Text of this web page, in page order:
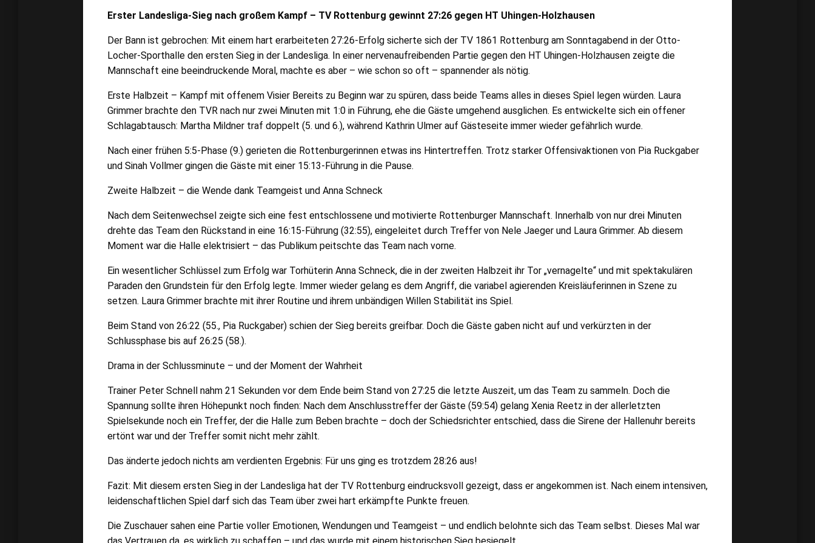
Erster Landesliga-Sieg nach großem Kampf – TV Rottenburg gewinnt 27:26 gegen HT Uhingen-Holzhausen
Der Bann ist gebrochen: Mit einem hart erarbeiteten 27:26-Erfolg sicherte sich der TV 1861 Rottenburg am Sonntagabend in der Otto-
Locher-Sporthalle den ersten Sieg in der Landesliga. In einer nervenaufreibenden Partie gegen den HT Uhingen-Holzhausen zeigte die
Mannschaft eine beeindruckende Moral, machte es aber – wie schon so oft – spannender als nötig.
Erste Halbzeit – Kampf mit offenem Visier Bereits zu Beginn war zu spüren, dass beide Teams alles in dieses Spiel legen würden. Laura
Grimmer brachte den TVR nach nur zwei Minuten mit 1:0 in Führung, ehe die Gäste umgehend ausglichen. Es entwickelte sich ein offener
Schlagabtausch: Martha Mildner traf doppelt (5. und 6.), während Kathrin Ulmer auf Gästeseite immer wieder gefährlich wurde.
Nach einer frühen 5:5-Phase (9.) gerieten die Rottenburgerinnen etwas ins Hintertreffen. Trotz starker Offensivaktionen von Pia Ruckgaber
und Sinah Vollmer gingen die Gäste mit einer 15:13-Führung in die Pause.
Zweite Halbzeit – die Wende dank Teamgeist und Anna Schneck
Nach dem Seitenwechsel zeigte sich eine fest entschlossene und motivierte Rottenburger Mannschaft. Innerhalb von nur drei Minuten
drehte das Team den Rückstand in eine 16:15-Führung (32:55), eingeleitet durch Treffer von Nele Jaeger und Laura Grimmer. Ab diesem
Moment war die Halle elektrisiert – das Publikum peitschte das Team nach vorne.
Ein wesentlicher Schlüssel zum Erfolg war Torhüterin Anna Schneck, die in der zweiten Halbzeit ihr Tor „vernagelte“ und mit spektakulären
Paraden den Grundstein für den Erfolg legte. Immer wieder gelang es dem Angriff, die variabel agierenden Kreisläuferinnen in Szene zu
setzen. Laura Grimmer brachte mit ihrer Routine und ihrem unbändigen Willen Stabilität ins Spiel.
Beim Stand von 26:22 (55., Pia Ruckgaber) schien der Sieg bereits greifbar. Doch die Gäste gaben nicht auf und verkürzten in der
Schlussphase bis auf 26:25 (58.).
Drama in der Schlussminute – und der Moment der Wahrheit
Trainer Peter Schnell nahm 21 Sekunden vor dem Ende beim Stand von 27:25 die letzte Auszeit, um das Team zu sammeln. Doch die
Spannung sollte ihren Höhepunkt noch finden: Nach dem Anschlusstreffer der Gäste (59:54) gelang Xenia Reetz in der allerletzten
Spielsekunde noch ein Treffer, der die Halle zum Beben brachte – doch der Schiedsrichter entschied, dass die Sirene der Hallenuhr bereits
ertönt war und der Treffer somit nicht mehr zählt.
Das änderte jedoch nichts am verdienten Ergebnis: Für uns ging es trotzdem 28:26 aus!
Fazit: Mit diesem ersten Sieg in der Landesliga hat der TV Rottenburg eindrucksvoll gezeigt, dass er angekommen ist. Nach einem intensiven,
leidenschaftlichen Spiel darf sich das Team über zwei hart erkämpfte Punkte freuen.
Die Zuschauer sahen eine Partie voller Emotionen, Wendungen und Teamgeist – und endlich belohnte sich das Team selbst. Dieses Mal war